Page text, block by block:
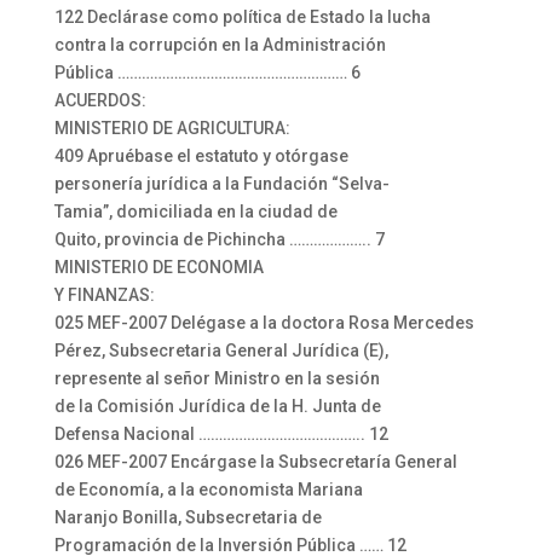
122 Declárase como política de Estado la lucha
contra la corrupción en la Administración
Pública ………………………………………………… 6
ACUERDOS:
MINISTERIO DE AGRICULTURA:
409 Apruébase el estatuto y otórgase
personería jurídica a la Fundación “Selva-
Tamia”, domiciliada en la ciudad de
Quito, provincia de Pichincha ……………….. 7
MINISTERIO DE ECONOMIA
Y FINANZAS:
025 MEF-2007 Delégase a la doctora Rosa Mercedes
Pérez, Subsecretaria General Jurídica (E),
represente al señor Ministro en la sesión
de la Comisión Jurídica de la H. Junta de
Defensa Nacional ………………………………….. 12
026 MEF-2007 Encárgase la Subsecretaría General
de Economía, a la economista Mariana
Naranjo Bonilla, Subsecretaria de
Programación de la Inversión Pública …… 12